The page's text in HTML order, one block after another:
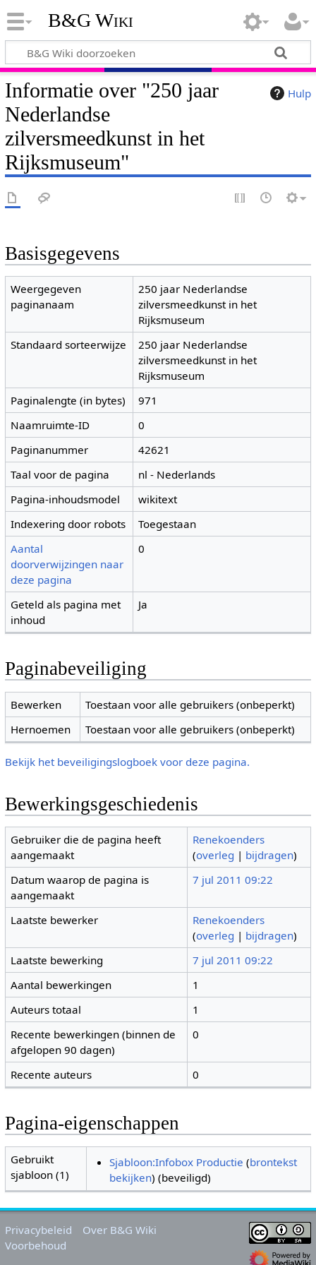
B&G Wiki
Hulp
Informatie over "250 jaar
Nederlandse
zilversmeedkunst in het
Rijksmuseum"
Basisgegevens
Weergegeven
paginanaam
250 jaar Nederlandse
zilversmeedkunst in het
Rijksmuseum
Standaard sorteerwijze
250 jaar Nederlandse
zilversmeedkunst in het
Rijksmuseum
Paginalengte (in bytes)
971
Naamruimte-ID
0
Paginanummer
42621
Taal voor de pagina
nl - Nederlands
Pagina-inhoudsmodel
wikitext
Indexering door robots
Toegestaan
Aantal
doorverwijzingen naar
deze pagina
0
Geteld als pagina met
inhoud
Ja
Paginabeveiliging
Bewerken
Toestaan voor alle gebruikers (onbeperkt)
Hernoemen
Toestaan voor alle gebruikers (onbeperkt)
Bekijk het beveiligingslogboek voor deze pagina.
Bewerkingsgeschiedenis
Gebruiker die de pagina heeft
aangemaakt
Renekoenders
(overleg | bijdragen)
Datum waarop de pagina is
aangemaakt
7 jul 2011 09:22
Laatste bewerker
Renekoenders
(overleg | bijdragen)
Laatste bewerking
7 jul 2011 09:22
Aantal bewerkingen
1
Auteurs totaal
1
Recente bewerkingen (binnen de
afgelopen 90 dagen)
0
Recente auteurs 0
Pagina-eigenschappen
Gebruikt
sjabloon (1)
Sjabloon:Infobox Productie (brontekst
bekijken) (beveiligd)
Privacybeleid
Over B&G Wiki
Voorbehoud